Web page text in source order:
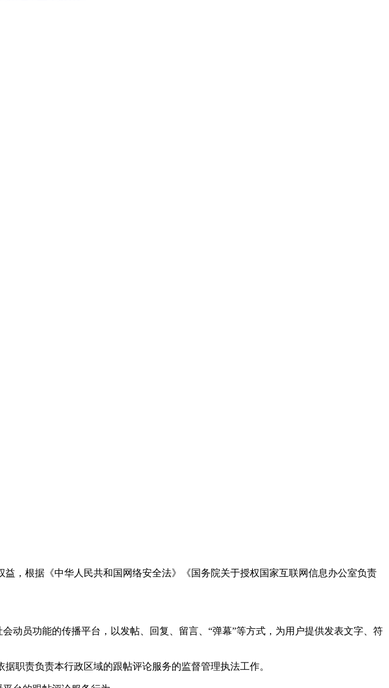
，根据《中华人民共和国网络安全法》《国务院关于授权国家互联网信息办公室负责
动员功能的传播平台，以发帖、回复、留言、“弹幕”等方式，为用户提供发表文字、符
职责负责本行政区域的跟帖评论服务的监督管理执法工作。